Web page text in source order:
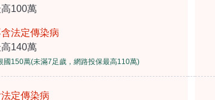
100萬
含法定傳染病
140萬
150萬(未滿7足歲，網路投保最高110萬)
法定傳染病